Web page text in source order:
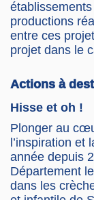
productions
entre ces
projet dans le
Actions à
Hisse et oh !
Plonger au
l’inspiration et
année depuis
Département
dans les